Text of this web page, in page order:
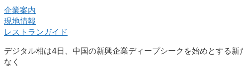
企業案内
現地情報
レストランガイド
デジタル相は4日、 中国の新興企業ディープシークを始めとする新
なく